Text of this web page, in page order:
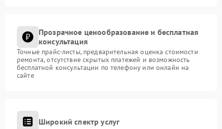
Прозрачное ценообразование и бесплатная
консультация
Точные прайс-листы, предварительная оценка стоимости
ремонта, отсутствие скрытых платежей и возможность
бесплатной консультации по телефону или онлайн на
сайте
Широкий спектр услуг